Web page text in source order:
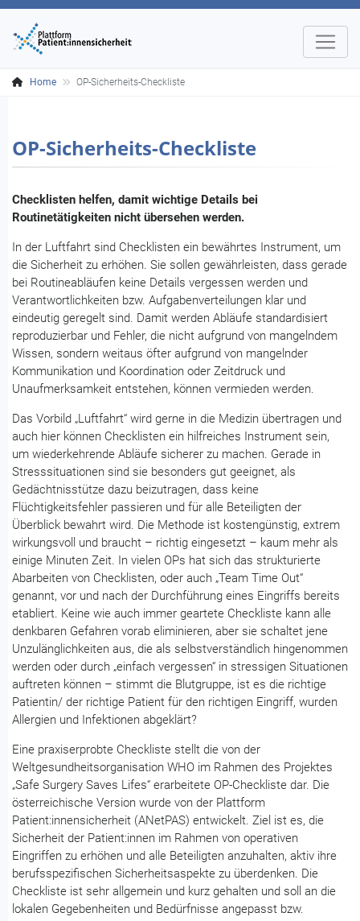
Home OP-Sicherheits-Checkliste
OP-Sicherheits-Checkliste
Checklisten helfen, damit wichtige Details bei
Routinetätigkeiten nicht übersehen werden.
In der Luftfahrt sind Checklisten ein bewährtes Instrument, um
die Sicherheit zu erhöhen. Sie sollen gewährleisten, dass gerade
bei Routineabläufen keine Details vergessen werden und
Verantwortlichkeiten bzw. Aufgabenverteilungen klar und
eindeutig geregelt sind. Damit werden Abläufe standardisiert
reproduzierbar und Fehler, die nicht aufgrund von mangelndem
Wissen, sondern weitaus öfter aufgrund von mangelnder
Kommunikation und Koordination oder Zeitdruck und
Unaufmerksamkeit entstehen, können vermieden werden.
Das Vorbild „Luftfahrt“ wird gerne in die Medizin übertragen und
auch hier können Checklisten ein hilfreiches Instrument sein,
um wiederkehrende Abläufe sicherer zu machen. Gerade in
Stresssituationen sind sie besonders gut geeignet, als
Gedächtnisstütze dazu beizutragen, dass keine
Flüchtigkeitsfehler passieren und für alle Beteiligten der
Überblick bewahrt wird. Die Methode ist kostengünstig, extrem
wirkungsvoll und braucht – richtig eingesetzt – kaum mehr als
einige Minuten Zeit. In vielen OPs hat sich das strukturierte
Abarbeiten von Checklisten, oder auch „Team Time Out“
genannt, vor und nach der Durchführung eines Eingriffs bereits
etabliert. Keine wie auch immer geartete Checkliste kann alle
denkbaren Gefahren vorab eliminieren, aber sie schaltet jene
Unzulänglichkeiten aus, die als selbstverständlich hingenommen
werden oder durch „einfach vergessen“ in stressigen Situationen
auftreten können – stimmt die Blutgruppe, ist es die richtige
Patientin/ der richtige Patient für den richtigen Eingriff, wurden
Allergien und Infektionen abgeklärt?
Eine praxiserprobte Checkliste stellt die von der
Weltgesundheitsorganisation WHO im Rahmen des Projektes
„Safe Surgery Saves Lifes“ erarbeitete OP-Checkliste dar. Die
österreichische Version wurde von der Plattform
Patient:innensicherheit (ANetPAS) entwickelt. Ziel ist es, die
Sicherheit der Patient:innen im Rahmen von operativen
Eingriffen zu erhöhen und alle Beteiligten anzuhalten, aktiv ihre
berufsspezifischen Sicherheitsaspekte zu überdenken. Die
Checkliste ist sehr allgemein und kurz gehalten und soll an die
lokalen Gegebenheiten und Bedürfnisse angepasst bzw.